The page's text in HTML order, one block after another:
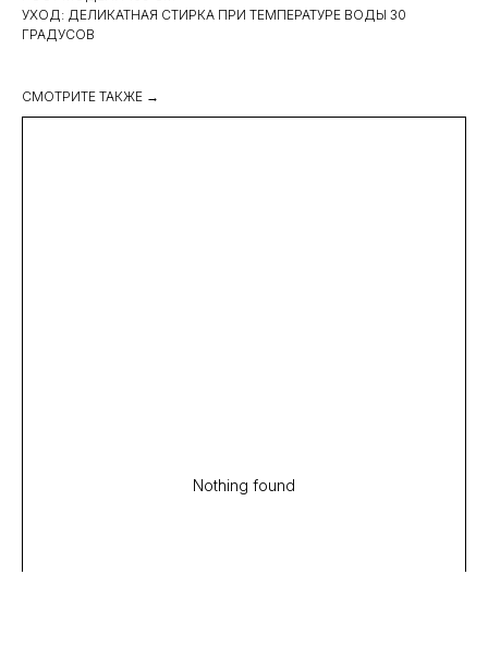
УХОД: ДЕЛИКАТНАЯ СТИРКА ПРИ ТЕМПЕРАТУРЕ ВОДЫ 30
ГРАДУСОВ
СМОТРИТЕ ТАКЖЕ →
Nothing found